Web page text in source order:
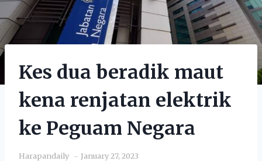
Kes dua beradik maut
kena renjatan elektrik
ke Peguam Negara
Harapandaily January 27, 2023